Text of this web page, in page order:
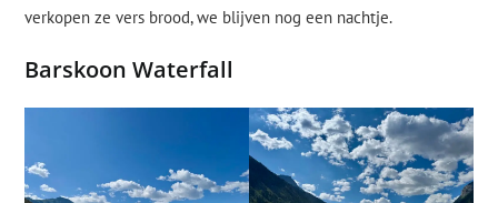
verkopen ze vers brood, we blijven nog een nachtje.
Barskoon Waterfall